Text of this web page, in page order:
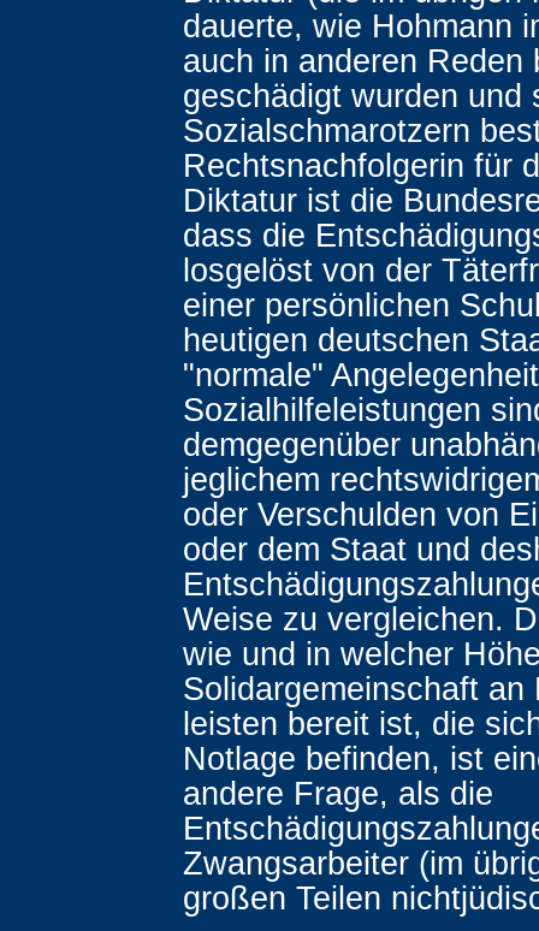
dauerte, wie Hohmann
auch in anderen Reden
geschädigt wurden und
Sozialschmarotzern
Rechtsnachfolgerin für
Diktatur ist die
dass die
losgelöst von der
einer persönlichen
heutigen deutschen
"normale"
Sozialhilfeleistungen
demgegenüber
jeglichem
oder Verschulden von
oder dem Staat und
Weise zu vergleichen.
wie und in welcher
Solidargemeinschaft an
leisten bereit ist, die
Notlage befinden, ist
andere Frage, als die
Zwangsarbeiter (im
großen Teilen